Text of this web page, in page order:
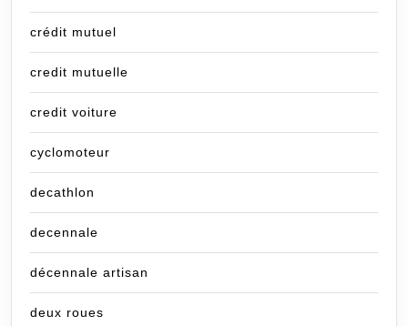
crédit mutuel
credit mutuelle
credit voiture
cyclomoteur
decathlon
decennale
décennale artisan
deux roues